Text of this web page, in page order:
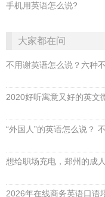
手机用英语怎么说?
大家都在问
不用谢英语怎么说？六种
2020好听寓意又好的英文
“外国人”的英语怎么说？